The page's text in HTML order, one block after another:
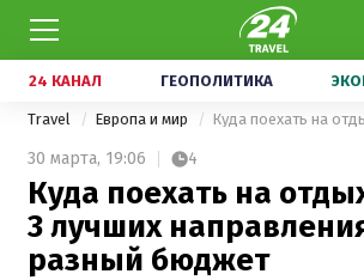
24 КАНАЛ ГЕОПОЛИТИКА
Travel Европа и мир
30 марта, 19:06 4
Куда поехать на
3 лучших
разный бюджет